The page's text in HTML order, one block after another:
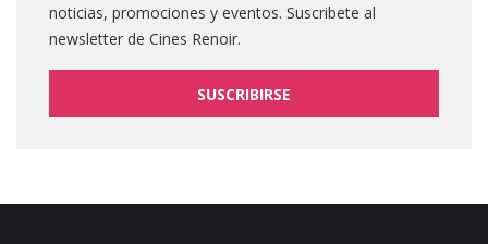
noticias, promociones y eventos. Suscribete al
newsletter de Cines Renoir.
SUSCRIBIRSE